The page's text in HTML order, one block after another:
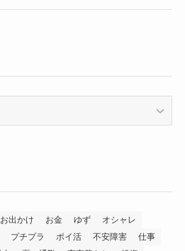
お出かけ お金 ゆず
オシャレ
プチプラ ポイ活 不安障害
仕事